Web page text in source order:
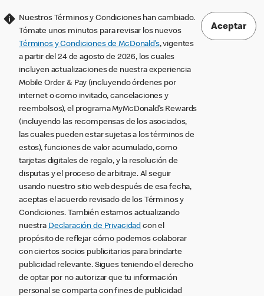
Nuestros Términos y Condiciones han cambiado.
Tómate unos minutos para revisar los nuevos
Términos y Condiciones de McDonald’s, vigentes
a partir del 24 de agosto de 2026, los cuales
incluyen actualizaciones de nuestra experiencia
Mobile Order & Pay (incluyendo órdenes por
internet o como invitado, cancelaciones y
reembolsos), el programa MyMcDonald’s Rewards
(incluyendo las recompensas de los asociados,
las cuales pueden estar sujetas a los términos de
estos), funciones de valor acumulado, como
tarjetas digitales de regalo, y la resolución de
disputas y el proceso de arbitraje. Al seguir
usando nuestro sitio web después de esa fecha,
aceptas el acuerdo revisado de los Términos y
Condiciones. También estamos actualizando
nuestra Declaración de Privacidad con el
propósito de reflejar cómo podemos colaborar
con ciertos socios publicitarios para brindarte
publicidad relevante. Sigues teniendo el derecho
de optar por no autorizar que tu información
personal se comparta con fines de publicidad
Aceptar